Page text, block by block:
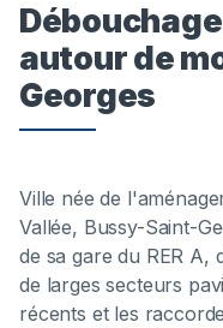
autour de
Georges
Ville née de
Vallée, Bussy-Saint-
de sa gare du RER
de larges secteurs
récents et les